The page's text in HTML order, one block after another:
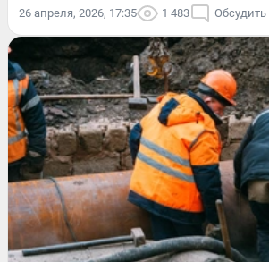
26 апреля, 2026, 17:35 1 483 Обсудить